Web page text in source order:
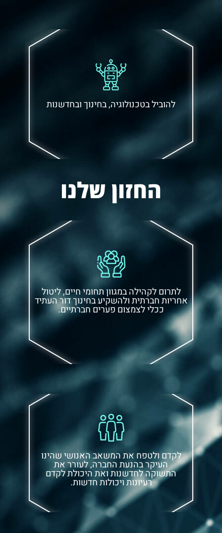
להוביל בטכנולוגיה, בחינוך ובחדשנות
החזון שלנו
לתרום לקהילה במגוון תחומי חיים, ליטול
אחריות חברתית ולהשקיע בחינוך דור העתיד
ככלי לצמצום פערים חברתיים.
לקדם ולטפח את המשאב האנושי שהינו
העיקר בהנעת החברה, לעורר את
התשוקה לחדשנות ואת היכולת לקדם
רעיונות ויכולות חדשות.